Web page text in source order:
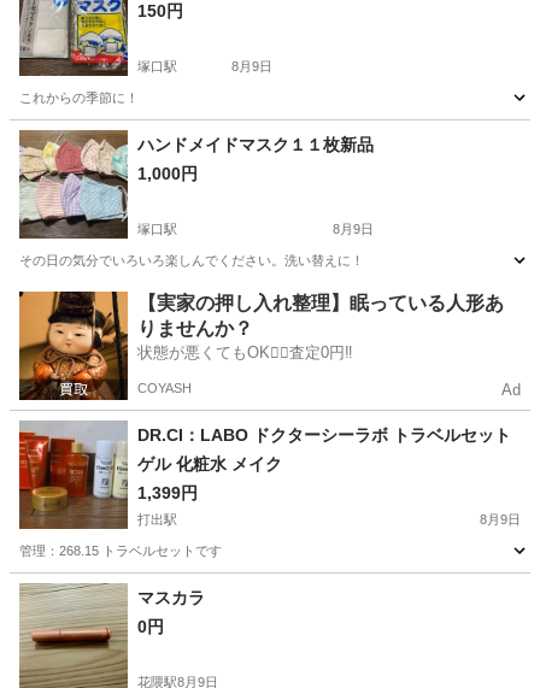
150円
塚口駅 8月9日
これからの季節に！
兵庫 尼崎市 塚口駅 その他 マスク
ハンドメイドマスク１１枚新品
1,000円
塚口駅 8月9日
その日の気分でいろいろ楽しんでください。洗い替えに！
兵庫 尼崎市 塚口駅 その他 マスク
【実家の押し入れ整理】眠っている人形あ
りませんか？
状態が悪くてもOK🙆‍♀️査定0円‼️
COYASH Ad
DR.CI：LABO ドクターシーラボ トラベルセット
ゲル 化粧水 メイク
1,399円
打出駅 8月9日
管理：268.15 トラベルセットです
兵庫 神戸市 打出駅
マスカラ
0円
花隈駅8月9日